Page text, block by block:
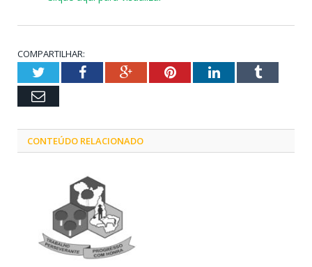
COMPARTILHAR:
TwitterFacebookGoogle+PinterestLinkedInTumblr
Email
CONTEÚDO RELACIONADO